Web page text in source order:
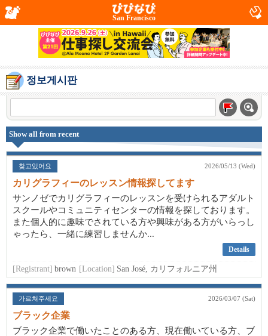
San Francisco
정보게시판
Show all from recent
찾고있어요 2026/05/13 (Wed)
カリグラフィーのレッスン情報探してます
サンノゼでカリグラフィーのレッスンを受けられるアダルト
スクールやコミュニティセンターの情報を探しております。
また個人的に趣味でされている方や興味がある方がいらっし
ゃったら、一緒に練習しませんか...
Details
[Registrant] brown [Location] San José, カリフォルニア州
가르쳐주세요 2026/03/07 (Sat)
ブラック企業
ブラック企業で働いたことのある方、現在働いている方、ブ